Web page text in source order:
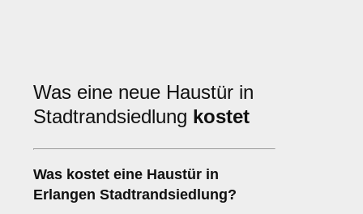
Was eine neue Haustür in
Stadtrandsiedlung kostet
Was kostet eine Haustür in
Erlangen Stadtrandsiedlung?